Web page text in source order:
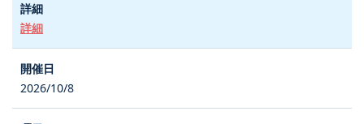
詳細
2026/10/8